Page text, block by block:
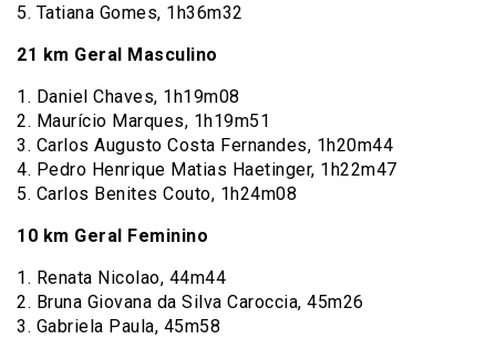
5. Tatiana Gomes, 1h36m32
21 km Geral Masculino
1. Daniel Chaves, 1h19m08
2. Maurício Marques, 1h19m51
3. Carlos Augusto Costa Fernandes, 1h20m44
4. Pedro Henrique Matias Haetinger, 1h22m47
5. Carlos Benites Couto, 1h24m08
10 km Geral Feminino
1. Renata Nicolao, 44m44
2. Bruna Giovana da Silva Caroccia, 45m26
3. Gabriela Paula, 45m58